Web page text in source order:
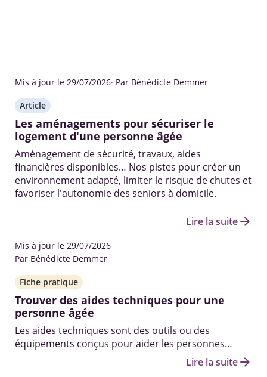
Mis à jour le 29/07/2026· Par Bénédicte Demmer
Article
Les aménagements pour sécuriser le
logement d'une personne âgée
Aménagement de sécurité, travaux, aides
financières disponibles… Nos pistes pour créer un
environnement adapté, limiter le risque de chutes et
favoriser l'autonomie des seniors à domicile.
Lire la suitearrow_forward
Mis à jour le 29/07/2026
Par Bénédicte Demmer
Fiche pratique
Trouver des aides techniques pour une
personne âgée
Les aides techniques sont des outils ou des
équipements conçus pour aider les personnes
âgées, ayant des limitations fonctionnelles à
accomplir les activités de la vie quotidienne.
Lire la suitearrow_forward